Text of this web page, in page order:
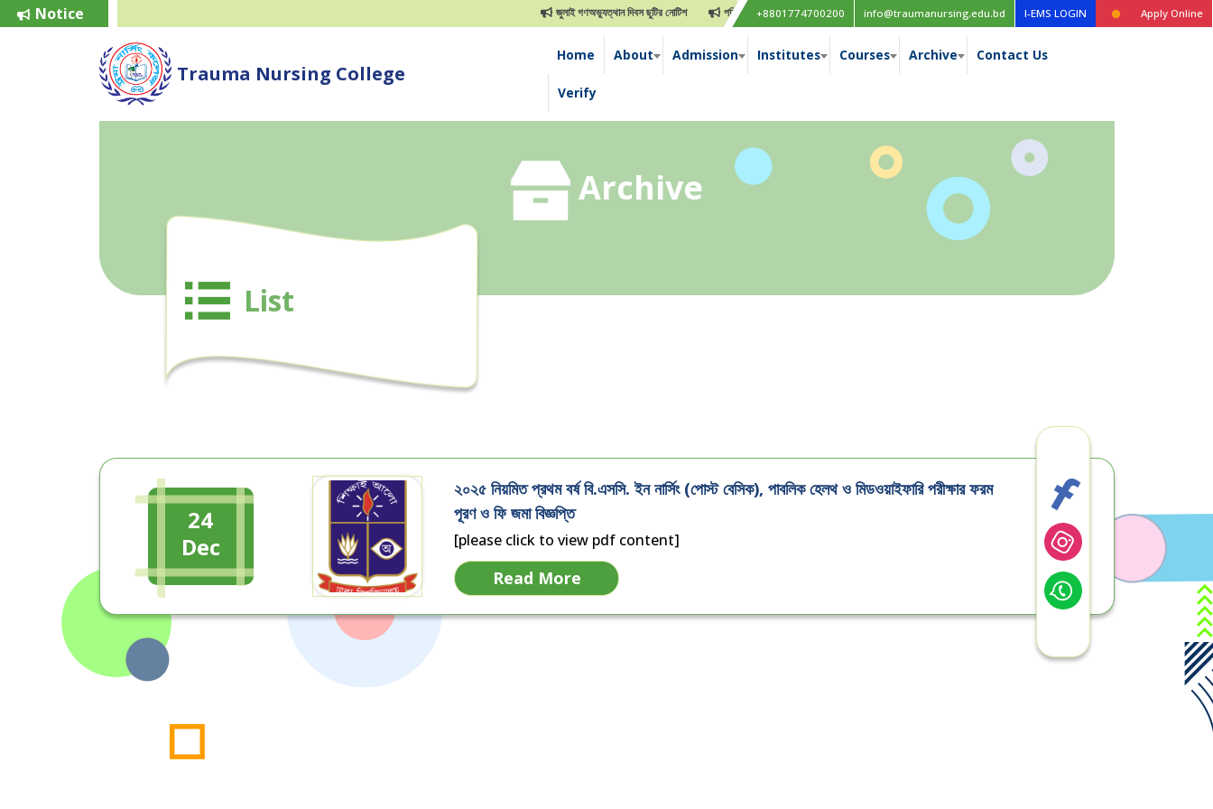
Notice জুলাই গণঅভ্যুত্থান দিবস ছুটির নোটিশ পবিত্র ঈদুল আযহা ছুটির নোটিশ Time table for the 1st year (New Curriculum), 1st, 2nd, 3rd &
+8801774700200 info@traumanursing.edu.bd I-EMS LOGIN Apply Online
Trauma Nursing College
Home About Admission Institutes Courses Archive Contact Us
Verify
Archive
List
24
Dec
২০২৫ নিয়মিত প্রথম বর্ষ বি.এসসি. ইন নার্সিং (পোস্ট বেসিক), পাবলিক হেলথ ও মিডওয়াইফারি পরীক্ষার ফরম
পূরণ ও ফি জমা বিজ্ঞপ্তি
[please click to view pdf content]
Read More